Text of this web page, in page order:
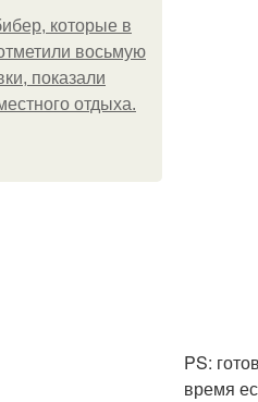
которые в
восьмую
показали
отдыха.
PS:
время